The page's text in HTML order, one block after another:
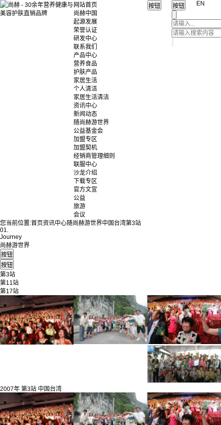
网站首页
尚赫中国
起源发展
荣誉认证
研发中心
联系我们
产品中心
营养食品
护肤产品
家居生活
个人清洁
家居生活清洁
资讯中心
新闻动态
随尚赫游世界
公益基金会
加盟专区
加盟契机
经销商管理细则
联服中心
沙龙介绍
下载专区
官方文宣
公益
旅游
会议
EN
您当前位置:首页资讯中心随尚赫游世界中国台湾第3站
01.
Journey
尚赫游世界
第3站
第11站
第17站
2007年 第3站 中国台湾